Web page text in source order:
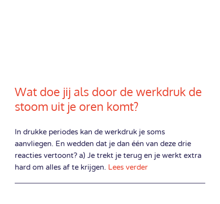
Wat doe jij als door de werkdruk de
stoom uit je oren komt?
In drukke periodes kan de werkdruk je soms
aanvliegen. En wedden dat je dan één van deze drie
reacties vertoont? a) Je trekt je terug en je werkt extra
hard om alles af te krijgen. Lees verder